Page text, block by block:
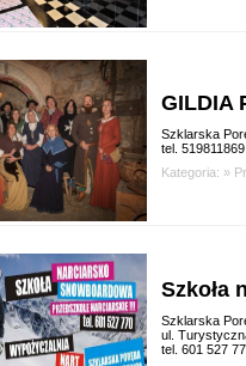
GILDIA
Szklarska
tel. 519811869
Kategoria: »
Szkoła
Szklarska
ul.
tel. 601 527